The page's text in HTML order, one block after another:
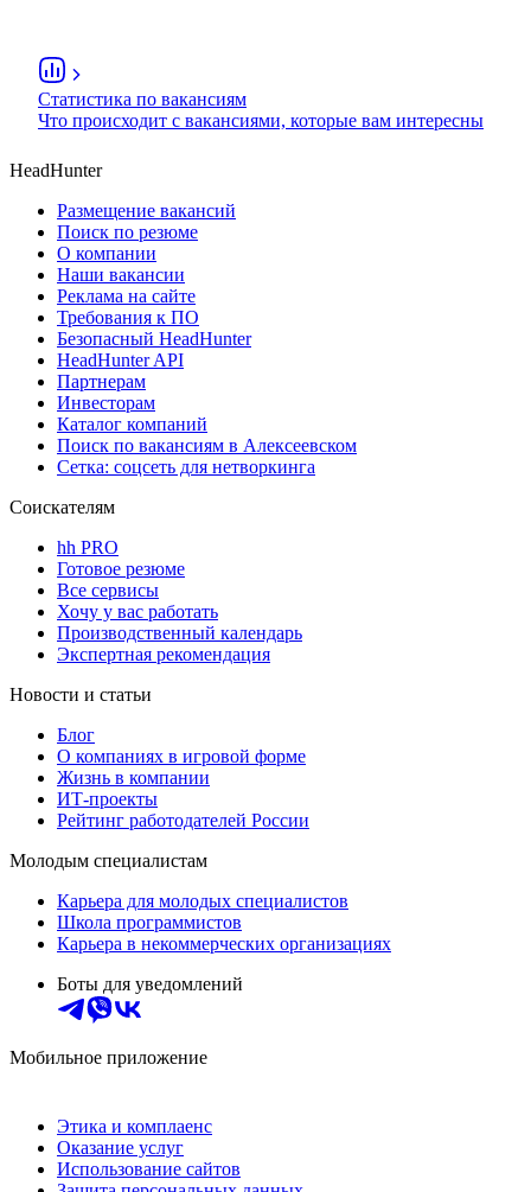
Статистика по вакансиям
Что происходит с вакансиями, которые вам интересны
HeadHunter
Размещение вакансий
Поиск по резюме
О компании
Наши вакансии
Реклама на сайте
Требования к ПО
Безопасный HeadHunter
HeadHunter API
Партнерам
Инвесторам
Каталог компаний
Поиск по вакансиям в Алексеевском
Сетка: соцсеть для нетворкинга
Соискателям
hh PRO
Готовое резюме
Все сервисы
Хочу у вас работать
Производственный календарь
Экспертная рекомендация
Новости и статьи
Блог
О компаниях в игровой форме
Жизнь в компании
ИТ-проекты
Рейтинг работодателей России
Молодым специалистам
Карьера для молодых специалистов
Школа программистов
Карьера в некоммерческих организациях
Боты для уведомлений
Мобильное приложение
Этика и комплаенс
Оказание услуг
Использование сайтов